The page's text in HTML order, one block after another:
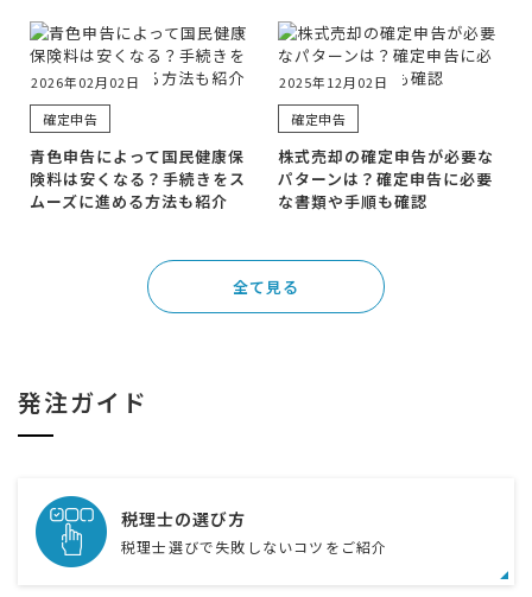
2026年02月02日
確定申告
青色申告によって国民健康保
険料は安くなる？手続きをス
ムーズに進める方法も紹介
2025年12月02日
確定申告
株式売却の確定申告が必要な
パターンは？確定申告に必要
な書類や手順も確認
全て見る
発注ガイド
税理士の選び方
税理士選びで失敗しないコツをご紹介